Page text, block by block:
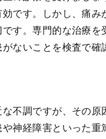
です。しかし、痛
す。専門的な治療
ないことを検査で確
不調ですが、その
神経障害といった